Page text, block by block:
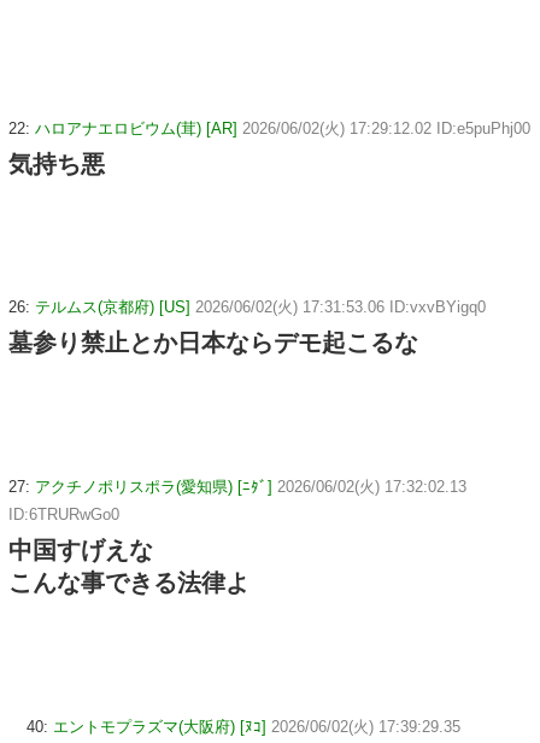
22: ハロアナエロビウム(茸) [AR] 2026/06/02(火) 17:29:12.02 ID:e5puPhj00
気持ち悪
26: テルムス(京都府) [US] 2026/06/02(火) 17:31:53.06 ID:vxvBYigq0
墓参り禁止とか日本ならデモ起こるな
27: アクチノポリスポラ(愛知県) [ﾆﾀﾞ] 2026/06/02(火) 17:32:02.13
ID:6TRURwGo0
中国すげえな
こんな事できる法律よ
40: エントモプラズマ(大阪府) [ﾇｺ] 2026/06/02(火) 17:39:29.35